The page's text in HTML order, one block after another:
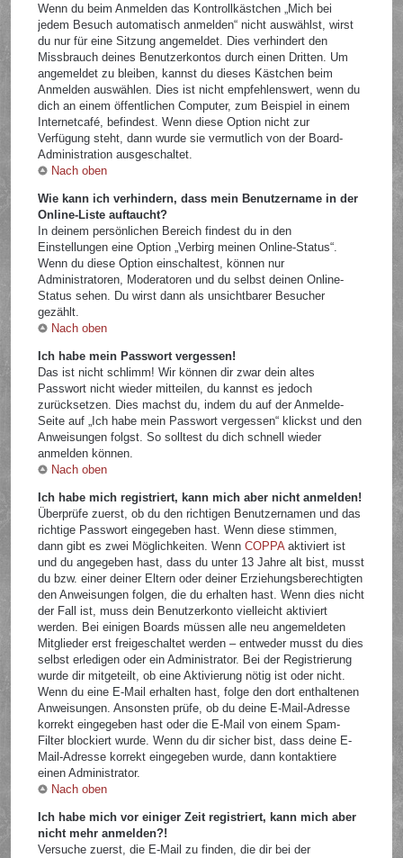
Wenn du beim Anmelden das Kontrollkästchen „Mich bei
jedem Besuch automatisch anmelden“ nicht auswählst, wirst
du nur für eine Sitzung angemeldet. Dies verhindert den
Missbrauch deines Benutzerkontos durch einen Dritten. Um
angemeldet zu bleiben, kannst du dieses Kästchen beim
Anmelden auswählen. Dies ist nicht empfehlenswert, wenn du
dich an einem öffentlichen Computer, zum Beispiel in einem
Internetcafé, befindest. Wenn diese Option nicht zur
Verfügung steht, dann wurde sie vermutlich von der Board-
Administration ausgeschaltet.
Nach oben
Wie kann ich verhindern, dass mein Benutzername in der
Online-Liste auftaucht?
In deinem persönlichen Bereich findest du in den
Einstellungen eine Option „Verbirg meinen Online-Status“.
Wenn du diese Option einschaltest, können nur
Administratoren, Moderatoren und du selbst deinen Online-
Status sehen. Du wirst dann als unsichtbarer Besucher
gezählt.
Nach oben
Ich habe mein Passwort vergessen!
Das ist nicht schlimm! Wir können dir zwar dein altes
Passwort nicht wieder mitteilen, du kannst es jedoch
zurücksetzen. Dies machst du, indem du auf der Anmelde-
Seite auf „Ich habe mein Passwort vergessen“ klickst und den
Anweisungen folgst. So solltest du dich schnell wieder
anmelden können.
Nach oben
Ich habe mich registriert, kann mich aber nicht anmelden!
Überprüfe zuerst, ob du den richtigen Benutzernamen und das
richtige Passwort eingegeben hast. Wenn diese stimmen,
dann gibt es zwei Möglichkeiten. WennCOPPAaktiviert ist
und du angegeben hast, dass du unter 13 Jahre alt bist, musst
du bzw. einer deiner Eltern oder deiner Erziehungsberechtigten
den Anweisungen folgen, die du erhalten hast. Wenn dies nicht
der Fall ist, muss dein Benutzerkonto vielleicht aktiviert
werden. Bei einigen Boards müssen alle neu angemeldeten
Mitglieder erst freigeschaltet werden – entweder musst du dies
selbst erledigen oder ein Administrator. Bei der Registrierung
wurde dir mitgeteilt, ob eine Aktivierung nötig ist oder nicht.
Wenn du eine E-Mail erhalten hast, folge den dort enthaltenen
Anweisungen. Ansonsten prüfe, ob du deine E-Mail-Adresse
korrekt eingegeben hast oder die E-Mail von einem Spam-
Filter blockiert wurde. Wenn du dir sicher bist, dass deine E-
Mail-Adresse korrekt eingegeben wurde, dann kontaktiere
einen Administrator.
Nach oben
Ich habe mich vor einiger Zeit registriert, kann mich aber
nicht mehr anmelden?!
Versuche zuerst, die E-Mail zu finden, die dir bei der